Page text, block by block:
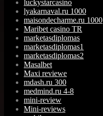
luckystarcasino
lyakarnaval.ru 1000
maisondecharme.ru 1000
Maribet casino TR
marketasdiplomas
marketasdiplomas1
marketasdiplomas2
Masalbet
Maxi reviewe
mdash.ru 300
medmind.ru 4-8
mini-review
Mini-reviews